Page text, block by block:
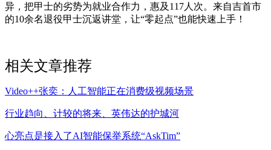
异，把甲士的劣势为就业合作力，惠及117人次。来自吉首市
的10余名退役甲士沉返讲堂，让“零起点”也能快速上手！
相关文章推荐
Video++张奕：人工智能正在消费级视频场景
行业趋向、计较的将来、英伟达的护城河
心亮点是接入了AI智能保举系统“AskTim”